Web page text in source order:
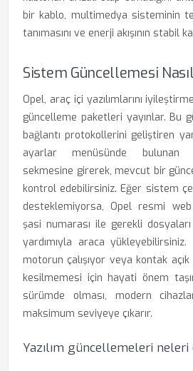
bir kablo, multimedya sisteminin
tanımasını ve enerji akışının stabil
Sistem Güncellemesi
Opel, araç içi yazılımlarını
güncelleme paketleri yayınlar. Bu
bağlantı protokollerini geliştiren
ayarlar menüsünde bulunan
sekmesine girerek, mevcut bir
kontrol edebilirsiniz. Eğer sistem
desteklemiyorsa, Opel resmi web
şasi numarası ile gerekli
yardımıyla araca yükleyebilirsiniz.
motorun çalışıyor veya kontak
kesilmemesi için hayati önem
sürümde olması, modern
maksimum seviyeye çıkarır.
Yazılım güncellemeleri